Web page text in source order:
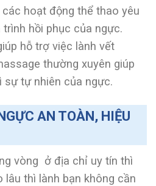
hoạt động thể thao yêu
hồi phục của ngực.
hỗ trợ việc lành vết
thường xuyên giúp
sự tự nhiên của ngực.
AN TOÀN, HIỆU
vòng ở địa chỉ uy tín thì
lâu thì lành bạn không cần